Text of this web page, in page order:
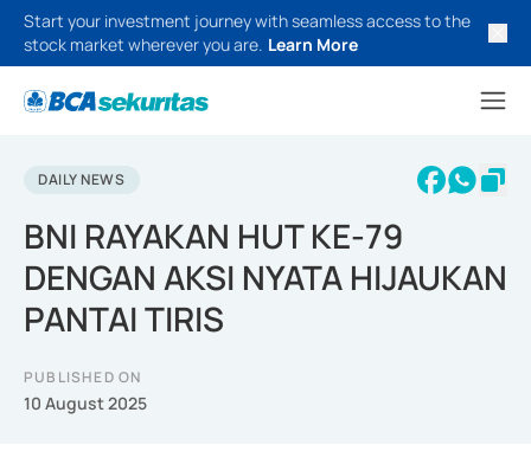
Start your investment journey with seamless access to the
stock market wherever you are. Learn More
DAILY NEWS
BNI RAYAKAN HUT KE-79
DENGAN AKSI NYATA HIJAUKAN
PANTAI TIRIS
PUBLISHED ON
10 August 2025